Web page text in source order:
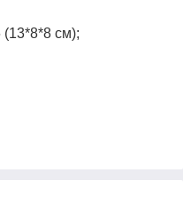
(13*8*8 см);